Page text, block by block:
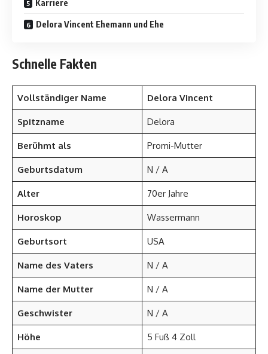
Karriere
Delora Vincent Ehemann und Ehe
Schnelle Fakten
Vollständiger Name Delora Vincent
Spitzname Delora
Berühmt als Promi-Mutter
Geburtsdatum N / A
Alter 70er Jahre
Horoskop Wassermann
Geburtsort USA
Name des Vaters N / A
Name der Mutter N / A
Geschwister N / A
Höhe 5 Fuß 4 Zoll